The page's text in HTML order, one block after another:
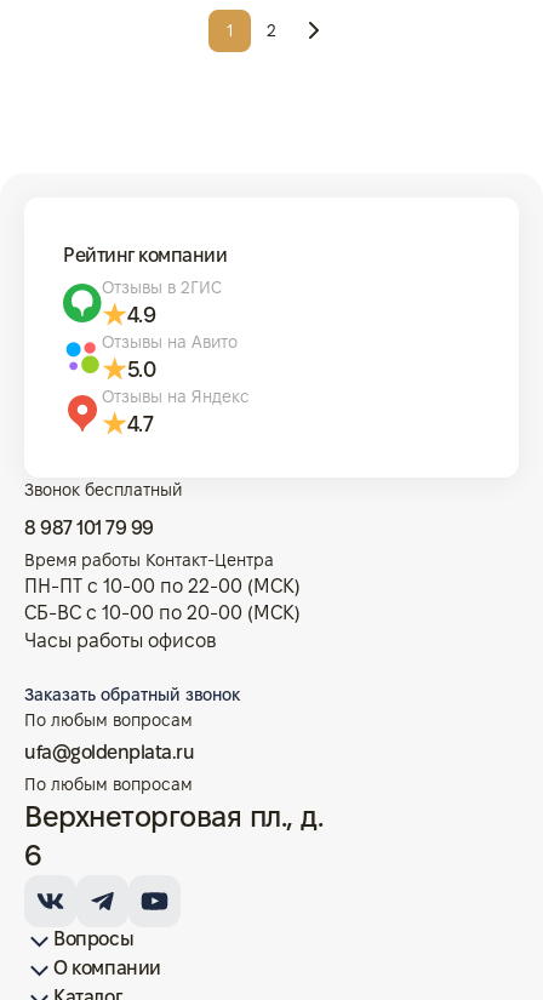
1 2
Рейтинг компании
Отзывы в 2ГИС
4.9
Отзывы на Авито
5.0
Отзывы на Яндекс
4.7
Вопросы
Как купить/продать
Условия оплаты
Условия доставки
Гарантия на товар
Возврат монет
Карта сайта
О компании
Звонок бесплатный
8 987 101 79 99
Время работы Контакт-Центра
ПН-ПТ с 10-00 по 22-00 (МСК)
СБ-ВС с 10-00 по 20-00 (МСК)
Часы работы офисов
Заказать обратный звонок
По любым вопросам
ufa@goldenplata.ru
По любым вопросам
Верхнеторговая пл., д.
6